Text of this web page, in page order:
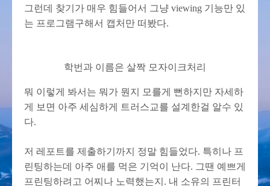
그런데 찾기가 매우 힘들어서 그냥 viewing 기능만 있
는 프로그램구해서 캡처만 떠봤다.
학번과 이름은 살짝 모자이크처리
뭐 이렇게 봐서는 뭐가 뭔지 모를게 뻔하지만 자세하
게 보면 아주 세심하게 트러스교를 설계한걸 알수 있
다.
저 레포트를 제출하기까지 정말 힘들었다. 특히나 프
린팅하는데 아주 애를 먹은 기억이 난다. 그땐 예쁘게
프린팅하려고 어찌나 노력했는지. 내 소유의 프린터